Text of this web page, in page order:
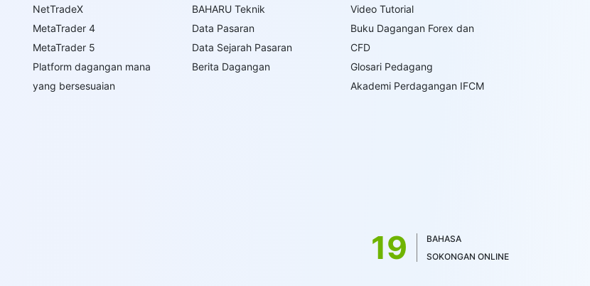
NetTradeX
MetaTrader 4
MetaTrader 5
Platform dagangan mana
yang bersesuaian
BAHARU Teknik
Data Pasaran
Data Sejarah Pasaran
Berita Dagangan
Video Tutorial
Buku Dagangan Forex dan
CFD
Glosari Pedagang
Akademi Perdagangan IFCM
19
BAHASA
SOKONGAN ONLINE